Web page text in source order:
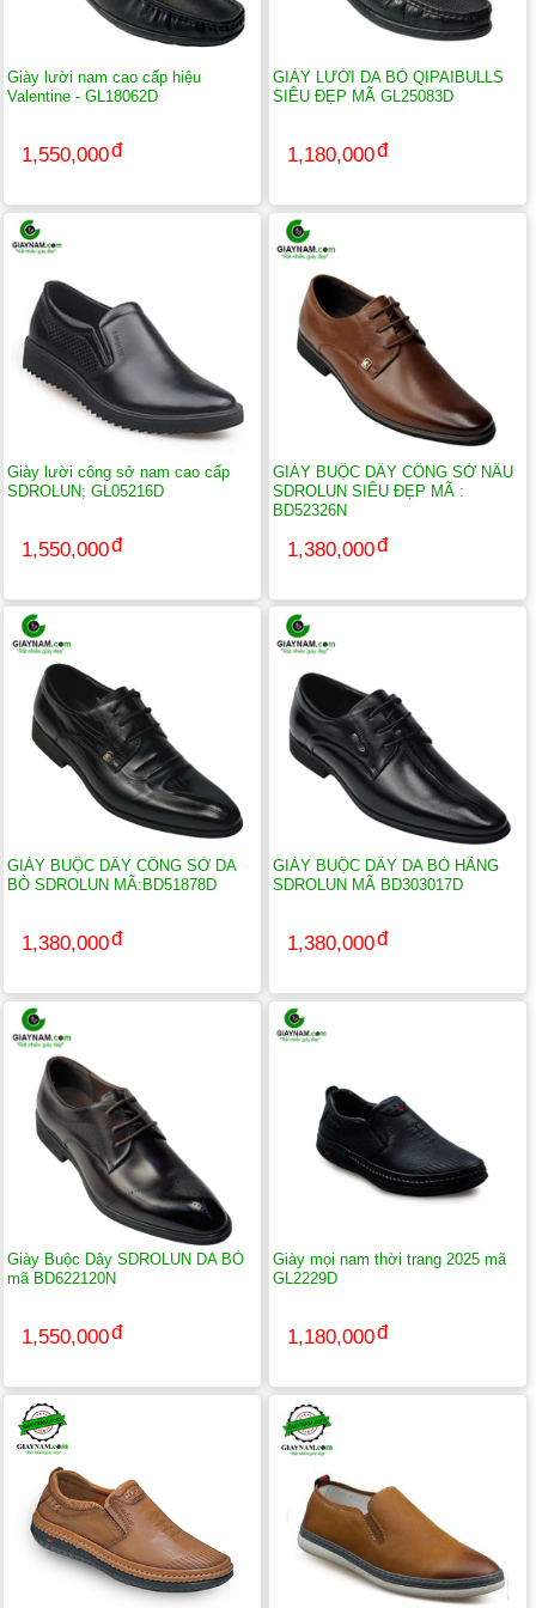
Giày lười nam cao cấp hiệu
Valentine - GL18062D
1,550,000
GIÀY LƯỜI DA BÒ QIPAIBULLS
SIÊU ĐẸP MÃ GL25083D
1,180,000
Giày lười công sở nam cao cấp
SDROLUN; GL05216D
1,550,000
GIÀY BUỘC DÂY CÔNG SỞ NÂU
SDROLUN SIÊU ĐẸP MÃ :
BD52326N
1,380,000
GIÀY BUỘC DÂY CÔNG SỞ DA
BÒ SDROLUN MÃ:BD51878D
1,380,000
GIÀY BUỘC DÂY DA BÒ HÃNG
SDROLUN MÃ BD303017D
1,380,000
Giày Buộc Dây SDROLUN DA BÒ
mã BD622120N
1,550,000
Giày mọi nam thời trang 2025 mã
GL2229D
1,180,000